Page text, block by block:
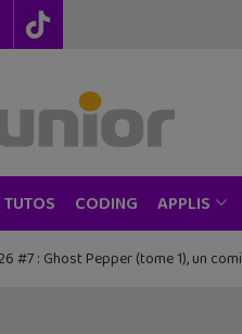
TUTOS CODING APPLIS
#7 : Ghost Pepper (tome 1), un
de l’été à Paris : One Piece au